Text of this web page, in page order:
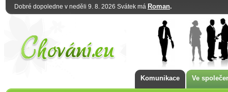
Dobré dopoledne v neděli 9. 8. 2026 Svátek má Roman.
Komunikace Ve